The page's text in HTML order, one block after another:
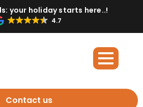
your holiday starts here..!
4.7
Contact us